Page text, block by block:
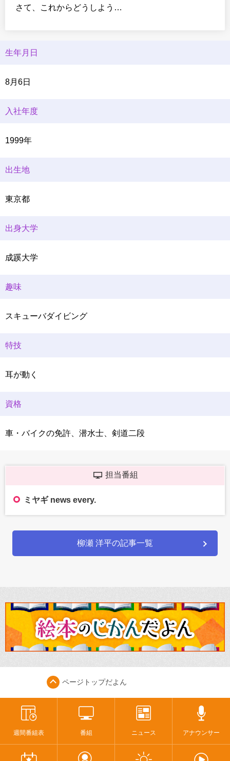
さて、これからどうしよう…
生年月日
8月6日
入社年度
1999年
出生地
東京都
出身大学
成蹊大学
趣味
スキューバダイビング
特技
耳が動く
資格
車・バイクの免許、潜水士、剣道二段
担当番組
ミヤギ news every.
柳瀬 洋平の記事一覧
ページトップだよん
週間番組表 番組 ニュース アナウンサー